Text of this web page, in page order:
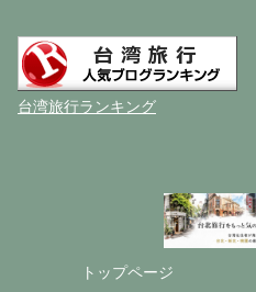
台湾旅行ランキング
トップページ